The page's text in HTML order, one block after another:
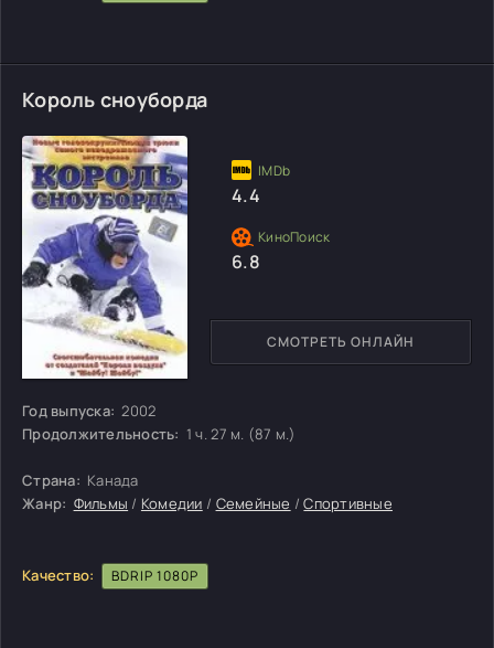
Король сноуборда
Год выпуска: 2002
Продолжительность: 1 ч. 27 м. (87 м.)
Страна: Канада
Жанр: Фильмы / Комедии / Семейные /Спортивные
Качество: BDRIP 1080P
СМОТРЕТЬ ОНЛАЙН
4.4
6.8